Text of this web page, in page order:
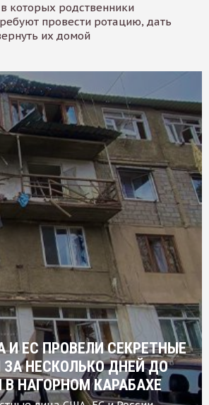
которых родственники
провести ротацию, дать
их домой
И ЕС ПРОВЕЛИ СЕКРЕТНЫЕ
ЗА НЕСКОЛЬКО ДНЕЙ ДО
В НАГОРНОМ КАРАБАХЕ